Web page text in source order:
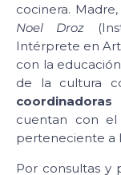
cocinera.
Noel Droz
Intérprete en
con la
de la cultura
coordinadoras
cuentan con
perteneciente a
Por consultas y